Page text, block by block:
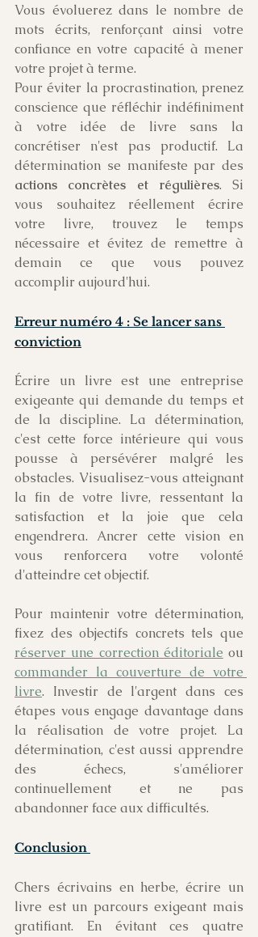
Vous évoluerez dans le nombre de
mots écrits, renforçant ainsi votre
confiance en votre capacité à mener
votre projet à terme.
Pour éviter la procrastination, prenez
conscience que réfléchir indéfiniment
à votre idée de livre sans la
concrétiser n'est pas productif. La
actions concrètes et régulières. Si
vous souhaitez réellement écrire
votre livre, trouvez le temps
nécessaire et évitez de remettre à
demain ce que vous pouvez
accomplir aujourd'hui.
Erreur numéro 4 : Se lancer sans
conviction
Écrire un livre est une entreprise
exigeante qui demande du temps et
de la discipline. La détermination,
c'est cette force intérieure qui vous
pousse à persévérer malgré les
obstacles. Visualisez-vous atteignant
la fin de votre livre, ressentant la
satisfaction et la joie que cela
engendrera. Ancrer cette vision en
vous renforcera votre volonté
d'atteindre cet objectif.
Pour maintenir votre détermination,
réserver une correction éditoriale
commander la couverture de votre
livre. Investir de l'argent dans ces
étapes vous engage davantage dans
la réalisation de votre projet. La
détermination, c'est aussi apprendre
des échecs, s'améliorer
continuellement et ne pas
abandonner face aux difficultés.
Conclusion
Chers écrivains en herbe, écrire un
livre est un parcours exigeant mais
gratifiant. En évitant ces quatre